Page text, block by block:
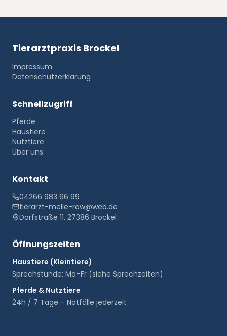
Tierarztpraxis Brockel
Impressum
Datenschutzerklärung
Schnellzugriff
Pferde
Haustiere
Nutztiere
Über uns
Kontakt
04266 983 66 99
tierarzt-melle-row@web.de
Dorfstraße 11, 27386 Brockel
Öffnungszeiten
Haustiere (Kleintiere)
Sprechstunde: Mo–Fr (siehe Sprechzeiten)
Pferde & Nutztiere
24h / 7 Tage – Notfälle jederzeit